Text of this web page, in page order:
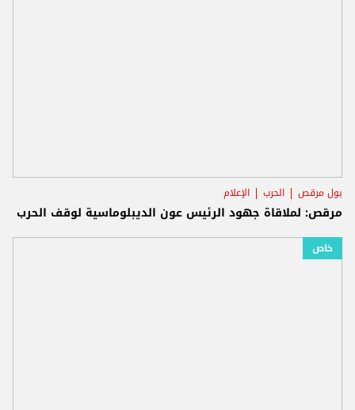
بول مرقص الحرب الإعلام
مرقص: لملاقاة جهود الرئيس عون الديبلوماسية لوقف الحرب
خاص